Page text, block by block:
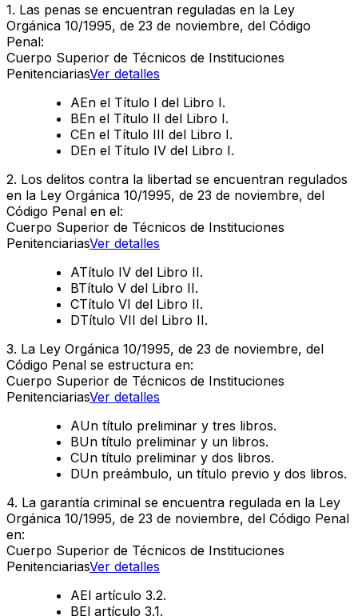
1. Las penas se encuentran reguladas en la Ley
Orgánica 10/1995, de 23 de noviembre, del Código
Penal:
Cuerpo Superior de Técnicos de Instituciones
PenitenciariasVer detalles
AEn el Título I del Libro I.
BEn el Título II del Libro I.
CEn el Título III del Libro I.
DEn el Título IV del Libro I.
2. Los delitos contra la libertad se encuentran regulados
en la Ley Orgánica 10/1995, de 23 de noviembre, del
Código Penal en el:
Cuerpo Superior de Técnicos de Instituciones
PenitenciariasVer detalles
ATítulo IV del Libro II.
BTítulo V del Libro II.
CTítulo VI del Libro II.
DTítulo VII del Libro II.
3. La Ley Orgánica 10/1995, de 23 de noviembre, del
Código Penal se estructura en:
Cuerpo Superior de Técnicos de Instituciones
PenitenciariasVer detalles
AUn título preliminar y tres libros.
BUn título preliminar y un libros.
CUn título preliminar y dos libros.
DUn preámbulo, un título previo y dos libros.
4. La garantía criminal se encuentra regulada en la Ley
Orgánica 10/1995, de 23 de noviembre, del Código Penal
en:
Cuerpo Superior de Técnicos de Instituciones
PenitenciariasVer detalles
AEl artículo 3.2.
BEl artículo 3.1.